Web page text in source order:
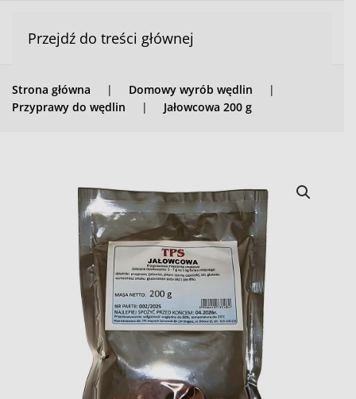
Przejdź do treści głównej
Strona główna
Domowy wyrób wędlin
Przyprawy do wędlin
Jałowcowa 200 g